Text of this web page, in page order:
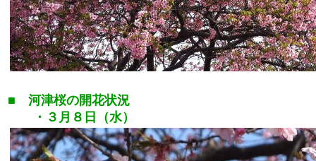
■ 河津桜の開花状況
・３月８日（水）